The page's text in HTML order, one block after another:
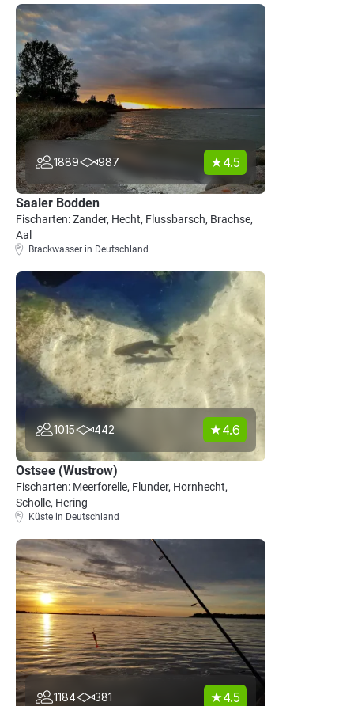
1889 987 4.5
Saaler Bodden
Fischarten: Zander, Hecht, Flussbarsch, Brachse,
Aal
Brackwasser in Deutschland
1015 442 4.6
Ostsee (Wustrow)
Fischarten: Meerforelle, Flunder, Hornhecht,
Scholle, Hering
Küste in Deutschland
1184 381 4.5